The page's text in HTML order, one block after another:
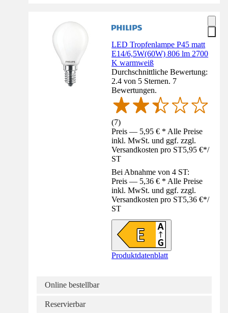
LED Tropfenlampe P45 matt
E14/6,5W(60W) 806 lm 2700
K warmweiß
Durchschnittliche Bewertung:
2.4 von 5 Sternen. 7
Bewertungen.
(7)
Preis — 5,95 € * Alle Preise
inkl. MwSt. und ggf. zzgl.
Versandkosten pro ST5,95 €*/
ST
Bei Abnahme von 4 ST:
Preis — 5,36 € * Alle Preise
inkl. MwSt. und ggf. zzgl.
Versandkosten pro ST5,36 €*/
ST
Produktdatenblatt
Online bestellbar
Reservierbar